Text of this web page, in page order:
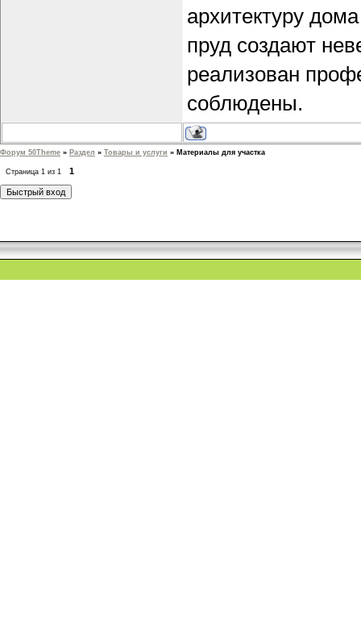
архитектуру
пруд создают
реализован
соблюдены.
Форум 50Theme » Раздел » Товары и услуги » Материалы для участка
Страница 1 из 1 1